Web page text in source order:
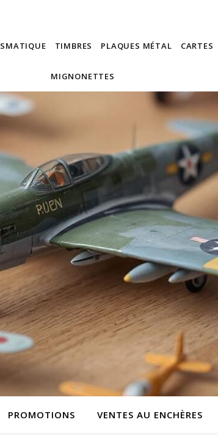
TIMBRES PLAQUES MÉTAL CARTES
MIGNONETTES
PROMOTIONS VENTES AU ENCHÈRES